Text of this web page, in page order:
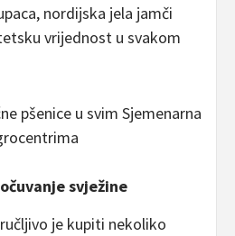
nordijska jela jamči
vrijednost u svakom
pšenice u svim Sjemenarna
svježine
je kupiti nekoliko